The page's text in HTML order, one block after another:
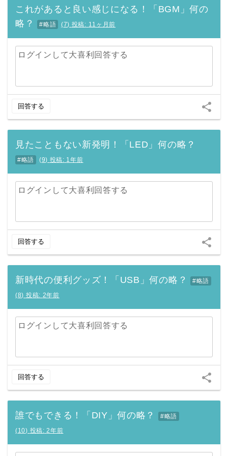
これがあると良い感じになる！「BGM」何の
略？ #略語 (7) 投稿: 11ヶ月前
ログインして大喜利回答する
回答する share
見たこともない新発明！「LED」何の略？
#略語 (9) 投稿: 1年前
ログインして大喜利回答する
回答する share
新時代の便利グッズ！「USB」何の略？ #略語
(8) 投稿: 2年前
ログインして大喜利回答する
回答する share
誰でもできる！「DIY」何の略？
#略語
(10) 投稿: 2年前